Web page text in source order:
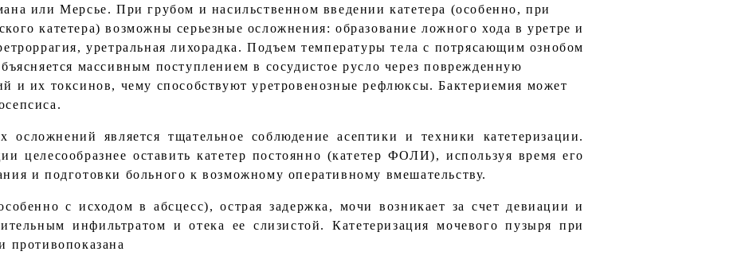
или Мерсье. При грубом и насильственном введении катетера (особенно, при
катетера) возможны серьезные осложнения: образование ложного хода в уретре и
уретральная лихорадка. Подъем температуры тела с потрясающим ознобом
массивным поступлением в сосудистое русло через поврежденную
и их токсинов, чему способствуют уретровенозные рефлюксы. Бактериемия может
осложнений является тщательное соблюдение асептики и техники катетеризации.
целесообразнее оставить катетер постоянно (катетер ФОЛИ), используя время его
и подготовки больного к возможному оперативному вмешательству.
с исходом в абсцесс), острая задержка, мочи возникает за счет девиации и
инфильтратом и отека ее слизистой. Катетеризация мочевого пузыря при
противопоказана